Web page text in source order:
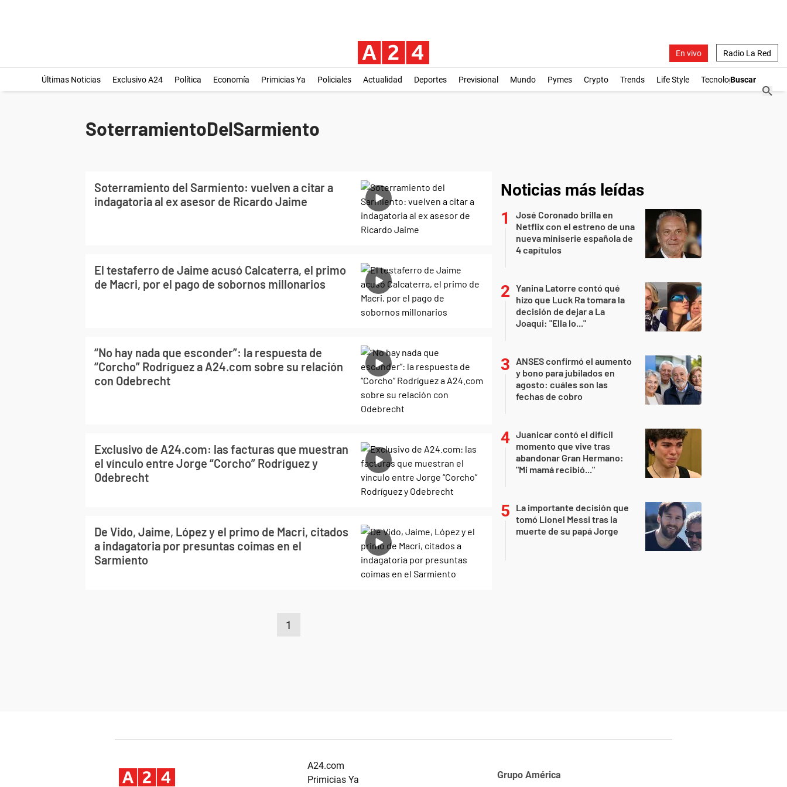
En vivo Radio La Red
Últimas Noticias Exclusivo A24 Política Economía Primicias Ya Policiales Actualidad Deportes Previsional Mundo Pymes Crypto Trends Life Style Tecnología
SoterramientoDelSarmiento
Soterramiento del Sarmiento: vuelven a citar a
indagatoria al ex asesor de Ricardo Jaime
El testaferro de Jaime acusó Calcaterra, el primo
de Macri, por el pago de sobornos millonarios
“No hay nada que esconder”: la respuesta de
“Corcho” Rodríguez a A24.com sobre su relación
con Odebrecht
Exclusivo de A24.com: las facturas que muestran
el vínculo entre Jorge “Corcho” Rodríguez y
Odebrecht
De Vido, Jaime, López y el primo de Macri, citados
a indagatoria por presuntas coimas en el
Sarmiento
1
Noticias más leídas
José Coronado brilla en
Netflix con el estreno de una
nueva miniserie española de
4 capítulos
Yanina Latorre contó qué
hizo que Luck Ra tomara la
decisión de dejar a La
Joaqui: "Ella lo..."
ANSES confirmó el aumento
y bono para jubilados en
agosto: cuáles son las
fechas de cobro
Juanicar contó el difícil
momento que vive tras
abandonar Gran Hermano:
"Mi mamá recibió..."
La importante decisión que
tomó Lionel Messi tras la
muerte de su papá Jorge
A24.com
Primicias Ya
Grupo América